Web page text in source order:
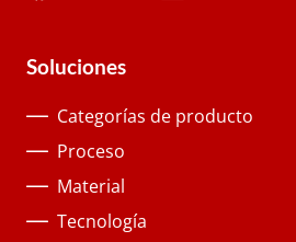
Soluciones
Categorías de producto
Proceso
Material
Tecnología